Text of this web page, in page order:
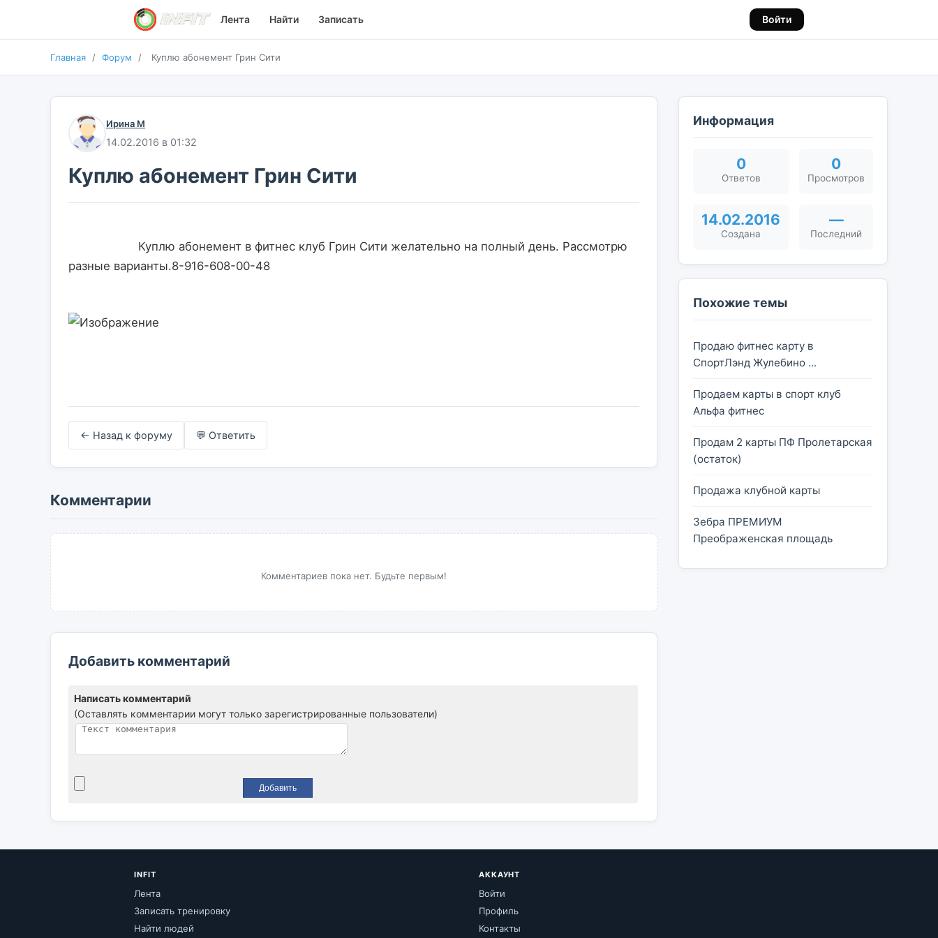
Лента Найти Записать Войти
Главная / Форум / Куплю абонемент Грин Сити
Ирина М
14.02.2016 в 01:32
Куплю абонемент Грин Сити
разные варианты.8-916-608-00-48
← Назад к форуму 💬 Ответить
Комментарии
Комментариев пока нет. Будьте первым!
Добавить комментарий
Написать комментарий
(Оставлять комментарии могут только зарегистрированные пользователи)
Информация
0
Ответов
0
Просмотров
14.02.2016
Создана
—
Последний
Похожие темы
Продаю фитнес карту в
СпортЛэнд Жулебино ...
Продаем карты в спорт клуб
Альфа фитнес
Продам 2 карты ПФ Пролетарская
(остаток)
Продажа клубной карты
Зебра ПРЕМИУМ
Преображенская площадь
INFIT
Лента
Записать тренировку
Найти людей
АККАУНТ
Войти
Профиль
Контакты